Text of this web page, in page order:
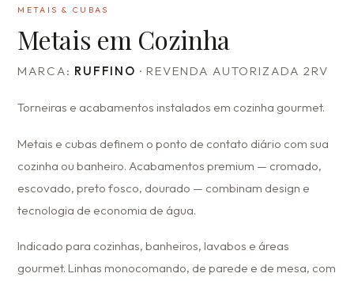
METAIS & CUBAS
Metais em Cozinha
MARCA: RUFFINO · REVENDA AUTORIZADA 2RV
Torneiras e acabamentos instalados em cozinha gourmet.
Metais e cubas definem o ponto de contato diário com sua
cozinha ou banheiro. Acabamentos premium — cromado,
escovado, preto fosco, dourado — combinam design e
tecnologia de economia de água.
Indicado para cozinhas, banheiros, lavabos e áreas
gourmet. Linhas monocomando, de parede e de mesa, com